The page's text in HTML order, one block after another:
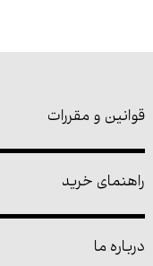
قوانین و مقررات
راهنمای خرید
درباره ما